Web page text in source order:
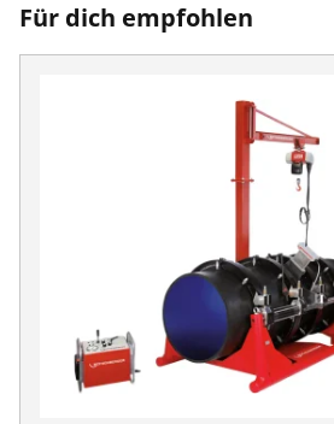
Für dich empfohlen